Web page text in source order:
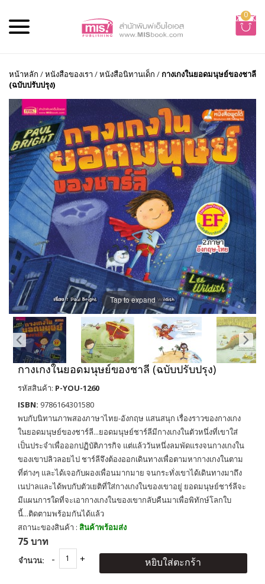
0
หน้าหลัก /หนังสือของเรา /หนังสือนิทานเด็ก /กางเกงในยอดมนุษย์ของชาลี
(ฉบับปรับปรุง)
Tap to expand
กางเกงในยอดมนุษย์ของชาลี (ฉบับปรับปรุง)
รหัสสินค้า: P-YOU-1260
ISBN: 9786164301580
พบกับนิทานภาพสองภาษาไทย-อังกฤษ แสนสนุก เรื่องราวของกางเกง
ในยอดมนุษย์ของชาร์ลี...ยอดมนุษย์ชาร์ลีมีกางเกงในตัวหนึ่งที่เขาใส่
เป็นประจำเพื่อออกปฏิบัติภารกิจ แต่แล้ววันหนึ่งลมพัดแรงจนกางเกงใน
ของเขาปลิวลอยไป ชาร์ลีจึงต้องออกเดินทางเพื่อตามหากางเกงในตาม
ที่ต่างๆ และได้เจอกับผองเพื่อนมากมาย จนกระทั่งเขาได้เดินทางมาถึง
เนปาลและได้พบกับตัวเยติที่ใส่กางเกงในของเขาอยู่ ยอดมนุษย์ชาร์ลีจะ
มีแผนการใดที่จะเอากางเกงในของเขากลับคืนมาเพื่อพิทักษ์โลกใบ
นี้...ติดตามพร้อมกันได้แล้ว
สถานะของสินค้า : สินค้าพร้อมส่ง
75 บาท
จำนวน: หยิบใส่ตะกร้า